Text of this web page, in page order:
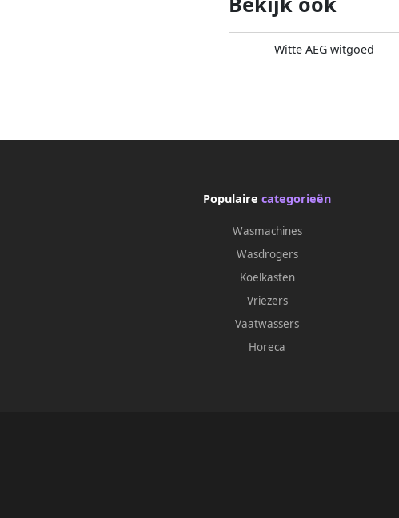
Witte AEG witgoed
Populaire categorieën
Wasmachines
Wasdrogers
Koelkasten
Vriezers
Vaatwassers
Horeca